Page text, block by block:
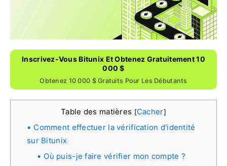
Inscrivez-Vous Bitunix Et Obtenez Gratuitement 10
000 $
Obtenez 10 000 $ Gratuits Pour Les Débutants
Table des matières [Cacher]
Comment effectuer la vérification d'identité
sur Bitunix
Où puis-je faire vérifier mon compte ?